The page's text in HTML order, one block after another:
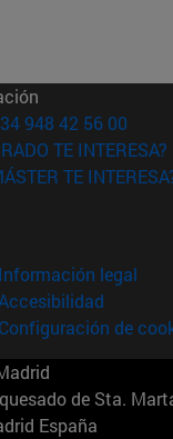
948 42 56 00
TE INTERESA?
TE
Información legal
Configuración de
de Sta.
España